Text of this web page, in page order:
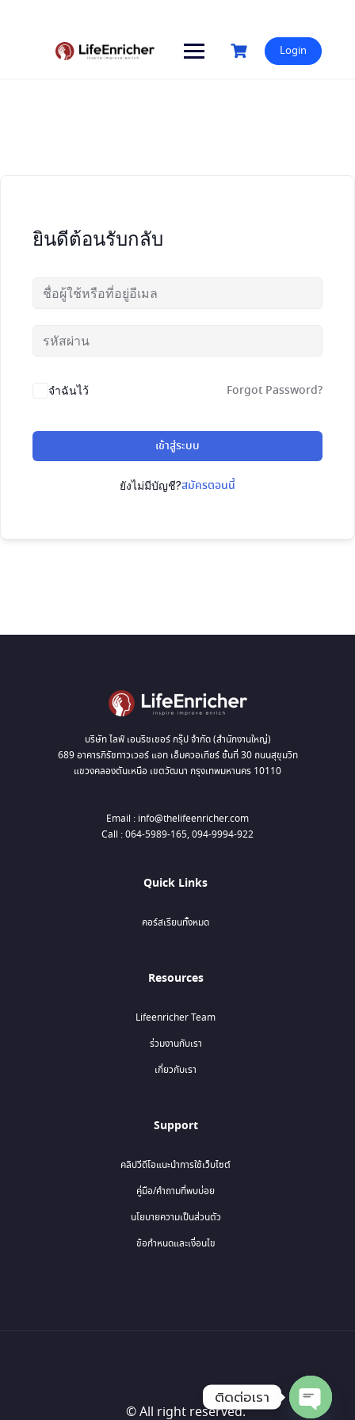
Login
ยินดีต้อนรับกลับ
จำฉันไว้ Forgot Password?
เข้าสู่ระบบ
ยังไม่มีบัญชี?สมัครตอนนี้
บริษัท ไลฟ์ เอนริชเชอร์ กรุ๊ป จำกัด (สำนักงานใหญ่)
689 อาคารภิรัชทาวเวอร์ แอท เอ็มควอเทียร์ ชั้นที่ 30 ถนนสุขุมวิท
แขวงคลองตันเหนือ เขตวัฒนา กรุงเทพมหานคร 10110
Email : info@thelifeenricher.com
Call : 064-5989-165, 094-9994-922
Quick Links
คอร์สเรียนทั้งหมด
Resources
Lifeenricher Team
ร่วมงานกับเรา
เกี่ยวกับเรา
Support
คลิปวีดีโอแนะนำการใช้เว็บไซต์
คู่มือ/คำถามที่พบบ่อย
นโยบายความเป็นส่วนตัว
ข้อกำหนดและเงื่อนไข
© All right reserved.
ติดต่อเรา